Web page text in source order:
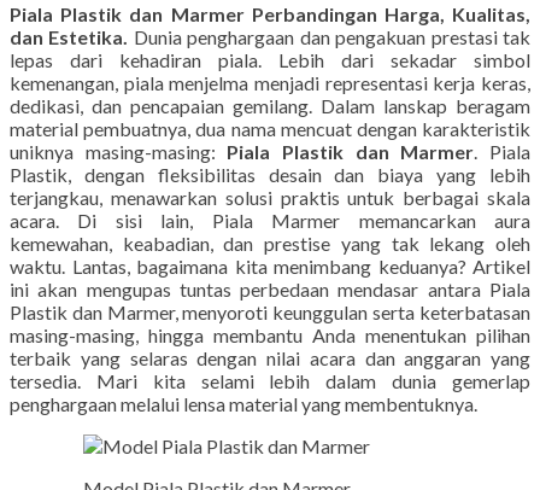
Piala Plastik dan Marmer Perbandingan Harga, Kualitas,
dan Estetika. Dunia penghargaan dan pengakuan prestasi tak
lepas dari kehadiran piala. Lebih dari sekadar simbol
kemenangan, piala menjelma menjadi representasi kerja keras,
dedikasi, dan pencapaian gemilang. Dalam lanskap beragam
material pembuatnya, dua nama mencuat dengan karakteristik
uniknya masing-masing: Piala Plastik dan Marmer. Piala
Plastik, dengan fleksibilitas desain dan biaya yang lebih
terjangkau, menawarkan solusi praktis untuk berbagai skala
acara. Di sisi lain, Piala Marmer memancarkan aura
kemewahan, keabadian, dan prestise yang tak lekang oleh
waktu. Lantas, bagaimana kita menimbang keduanya? Artikel
ini akan mengupas tuntas perbedaan mendasar antara Piala
Plastik dan Marmer, menyoroti keunggulan serta keterbatasan
masing-masing, hingga membantu Anda menentukan pilihan
terbaik yang selaras dengan nilai acara dan anggaran yang
tersedia. Mari kita selami lebih dalam dunia gemerlap
penghargaan melalui lensa material yang membentuknya.